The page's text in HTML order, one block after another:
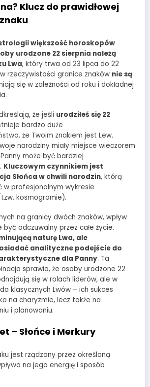
Klucz do prawidłowej
większość horoskopów
urodzone 22 sierpnia należą
Lwa, który trwa od 23 lipca do 22
rzeczywistości granice znaków nie są
się w zależności od roku i dokładnej
że jeśli urodziłeś się 22
bardzo duże
że Twoim znakiem jest Lew.
narodziny miały miejsce wieczorem
może być bardziej
Kluczowym czynnikiem jest
Słońca w chwili narodzin, którą
w profesjonalnym wykresie
kosmogramie).
na granicy dwóch znaków, wpływ
być odczuwalny przez całe życie.
naturę Lwa, ale
analityczne podejście do
dla Panny. Ta
sprawia, że osoby urodzone 22
się w rolach liderów, ale w
klasycznych Lwów – ich sukces
na charyzmie, lecz także na
i planowaniu.
– Słońce i Merkury
jest rządzony przez określoną
na jego energię i sposób